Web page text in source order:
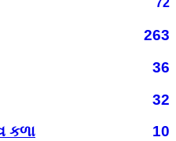
72
263
36
32
કળા
10